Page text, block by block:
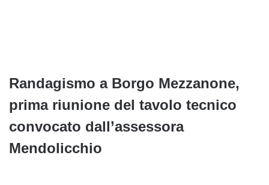
Randagismo a Borgo Mezzanone,
prima riunione del tavolo tecnico
convocato dall’assessora
Mendolicchio